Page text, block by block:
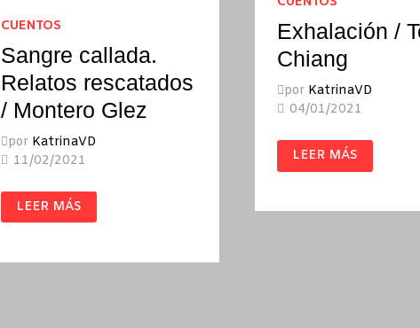
CUENTOS
Sangre callada.
Relatos rescatados
/ Montero Glez
por KatrinaVD
11/02/2021
SANGRE
CALLADA.
RELATOS
MONTERO
LEER MÁS
Exhalación /
Chiang
por KatrinaVD
04/01/2021
EXHALACIÓN
/
TED
LEER MÁS